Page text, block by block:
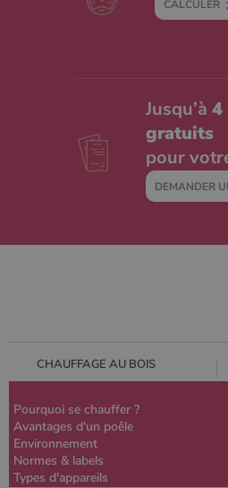
CALCULER
Jusqu’à4
gratuits
pour
DEMANDER
CHAUFFAGE AU BOIS
Pourquoi se chauffer ?
Avantages d'un poêle
Environnement
Normes & labels
Types d'appareils